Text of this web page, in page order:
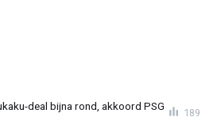
deal bijna rond, akkoord PSG
189